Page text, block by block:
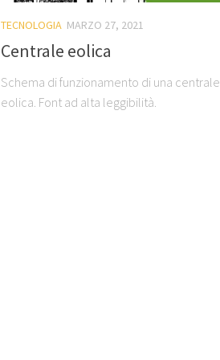
TECNOLOGIA MARZO 27, 2021
Centrale eolica
Schema di funzionamento di una centrale
eolica. Font ad alta leggibilità.